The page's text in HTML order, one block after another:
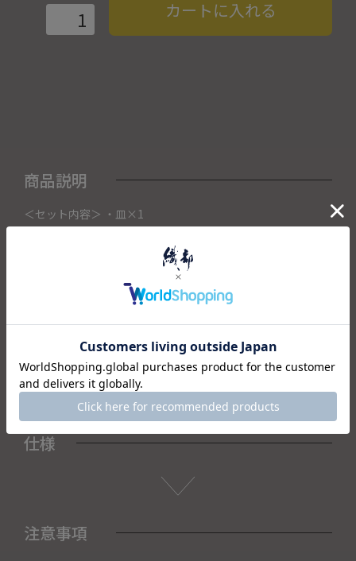
カートに入れる
商品説明
＜セット内容＞ ・皿×1
こちらの商品は織部下北沢店にて展示販売中の作品になりま
ご注文いただいたタイミングによって織部下北沢店頭で売り
切れた場合は、キャンセルさせて頂きます。
また織部下北沢店からの出荷になりますので、ご注文確認
予めご了承くださいませ。
仕様
注意事項